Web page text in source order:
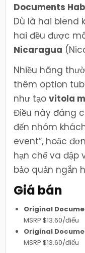
Documents
Dù là hai blend
hai đều được
Nicaragua
Nhiều hãng
thêm option
như tạovitola
Điều này đáng
đến nhóm
event”, hoặc
hạn chế va
bảo quản ngắn
Giá bán
Original
MSRP $13.60/điếu
Original
MSRP $13.60/điếu